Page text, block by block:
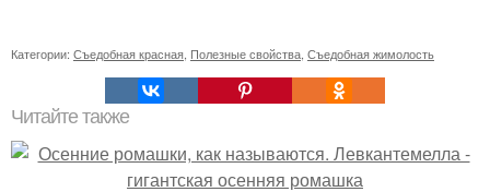
Категории: Съедобная красная Полезные свойства Съедобная жимолость
Читайте также